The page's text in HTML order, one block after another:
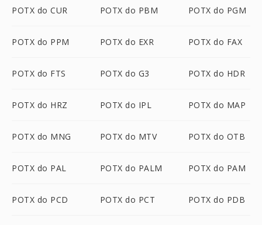
POTX do CUR POTX do PBM POTX do PGM
POTX do PPM POTX do EXR POTX do FAX
POTX do FTS POTX do G3 POTX do HDR
POTX do HRZ POTX do IPL POTX do MAP
POTX do MNG POTX do MTV POTX do OTB
POTX do PAL POTX do PALM POTX do PAM
POTX do PCD POTX do PCT POTX do PDB